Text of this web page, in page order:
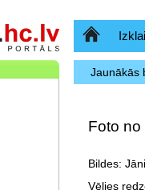
Sākumlapa
Jaunākās
Foto
Bildes:
Vēlies